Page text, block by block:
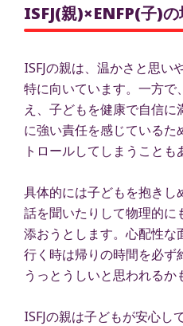
ISFJ(親)×ENFP(子)
ISFJの親は、温かさと思い
特に向いています。一方
え、子どもを健康で自信
に強い責任を感じている
トロールしてしまうことも
具体的には子どもを抱き
話を聞いたりして物理的に
添おうとします。心配性な
行く時は帰りの時間を必ず
うっとうしいと思われるか
ISFJの親は子どもが安心し